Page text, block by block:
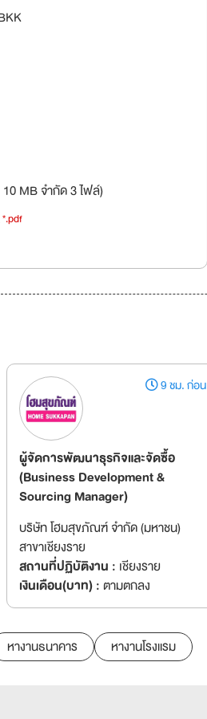
MB จำกัด 3 ไฟล์)
*.pdf
9 ชม. ก่อน
ผู้จัดการพัฒนาธุรกิจและจัดซื้อ
(Business Development &
Sourcing Manager)
บริษัท โฮมสุขภัณฑ์ จำกัด (มหาชน)
สาขาเชียงราย
สถานที่ปฏิบัติงาน : เชียงราย
เงินเดือน(บาท) :ตามตกลง
หางานธนาคาร หางานโรงแรม